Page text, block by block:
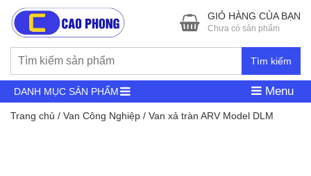
Tìm kiếm
GIỎ HÀNG CỦA BẠN
Chưa có sản phẩm
DANH MỤC SẢN PHẨM Menu
Trang chủ / Van Công Nghiệp / Van xả tràn ARV Model DLM